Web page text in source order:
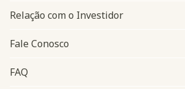
Relação com o Investidor
Fale Conosco
FAQ